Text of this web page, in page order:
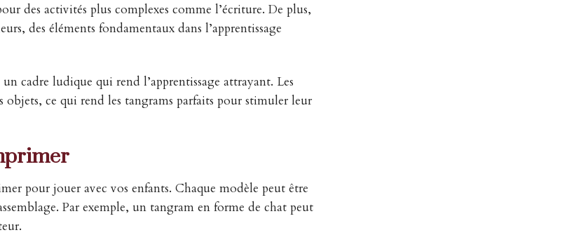
des activités plus complexes comme l’écriture. De plus,
des éléments fondamentaux dans l’apprentissage
cadre ludique qui rend l’apprentissage attrayant. Les
ce qui rend les tangrams parfaits pour stimuler leur
pour jouer avec vos enfants. Chaque modèle peut être
Par exemple, un tangram en forme de chat peut